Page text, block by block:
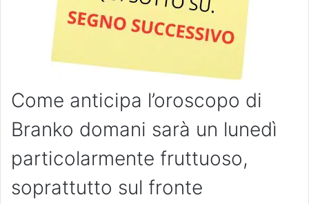
Come anticipa l’oroscopo di
Branko domani sarà un lunedì
particolarmente fruttuoso,
soprattutto sul fronte